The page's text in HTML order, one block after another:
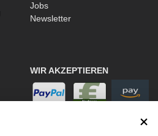
Jobs
Newsletter
WIR AKZEPTIEREN